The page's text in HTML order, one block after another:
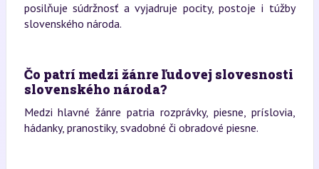
posilňuje súdržnosť a vyjadruje pocity, postoje i túžby
slovenského národa.
Čo patrí medzi žánre ľudovej slovesnosti
slovenského národa?
Medzi hlavné žánre patria rozprávky, piesne, príslovia,
hádanky, pranostiky, svadobné či obradové piesne.